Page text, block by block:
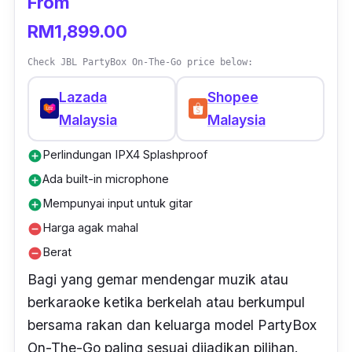
RM1,899.00
Check JBL PartyBox On-The-Go price below:
Lazada
Malaysia
Shopee
Malaysia
add_circlePerlindungan IPX4 Splashproof
add_circleAda built-in microphone
add_circleMempunyai input untuk gitar
remove_circleHarga agak mahal
remove_circleBerat
Bagi yang gemar mendengar muzik atau
berkaraoke ketika berkelah atau berkumpul
bersama rakan dan keluarga model PartyBox
On-The-Go paling sesuai dijadikan pilihan.